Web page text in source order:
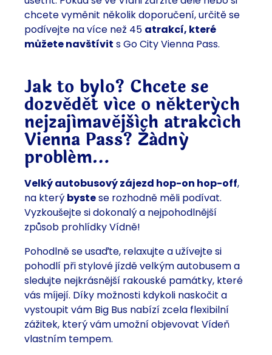
chcete vyměnit několik doporučení, určitě se
podívejte na více než 45 atrakcí, které
můžete navštívit s Go City Vienna Pass.
Jak to bylo? Chcete se
dozvědět více o některých
nejzajímavějších atrakcích
Vienna Pass? Žádný
problém…
Velký autobusový zájezd hop-on hop-off,
na který bystese rozhodně měli podívat.
Vyzkoušejte si dokonalý a nejpohodlnější
způsob prohlídky Vídně!
Pohodlně se usaďte, relaxujte a užívejte si
pohodlí při stylové jízdě velkým autobusem a
sledujte nejkrásnější rakouské památky, které
vás míjejí. Díky možnosti kdykoli naskočit a
vystoupit vám Big Bus nabízí zcela flexibilní
zážitek, který vám umožní objevovat Vídeň
vlastním tempem.